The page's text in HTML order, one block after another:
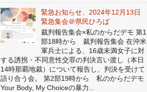
緊急お知らせ、2024年12月13日
緊急集会＠県民ひろば
裁判報告集会×私のからだデモ 第1
部18時から 裁判報告集会 在沖米
軍兵士による、16歳未満女子に対
する誘拐・不同意性交罪の判決言い渡し（本日
14時那覇地裁）について報告し、判決を受けて
語り合う会。 第2部19時から 私のからだデモ
Your Body, My Choiceの暴力...